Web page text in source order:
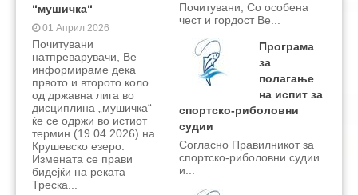
“мушичка“
01 Април 2026
Почитувани
натпреварувачи, Ве
информираме дека
првото и второто коло
од државна лига во
дисциплина „мушичка“
ќе се одржи во истиот
термин (19.04.2026) на
Крушевско езеро.
Измената се прави
бидејќи на реката
Треска...
Почитувани, Со особена
чест и гордост Ве...
Програма
за
полагање
на испит за
спортско-риболовни
судии
Согласно Правилникот за
спортско-риболовни судии
и...
РЕЗУЛТАТИ
НАТПРЕВАРИ 2019
РЕЗУЛТАТИ
НАТПРЕВАРИ 2018
РЕЗУЛТАТИ
НАТПРЕВАРИ 2017
РЕЗУЛТАТИ
НАТПРЕВАРИ 2016
РЕЗУЛТАТИ
НАТПРЕВАРИ 2015
РЕЗУЛТАТИ
ЦЕНОВНИЦИ 2025
ЦЕНОВНИЦИ 2024
ЦЕНОВНИЦИ 2023
ЦЕНОВНИЦИ 2022
ЦЕНОВНИЦИ 2021
ЦЕНОВНИЦИ 2019
ЗАБРАНИ ЗА РИБОЛОВ
ЗАБРАНИ 2026
ЗАБРАНИ 2025
ДРУГИ ДОКУМЕНТИ
СМЕТКИ